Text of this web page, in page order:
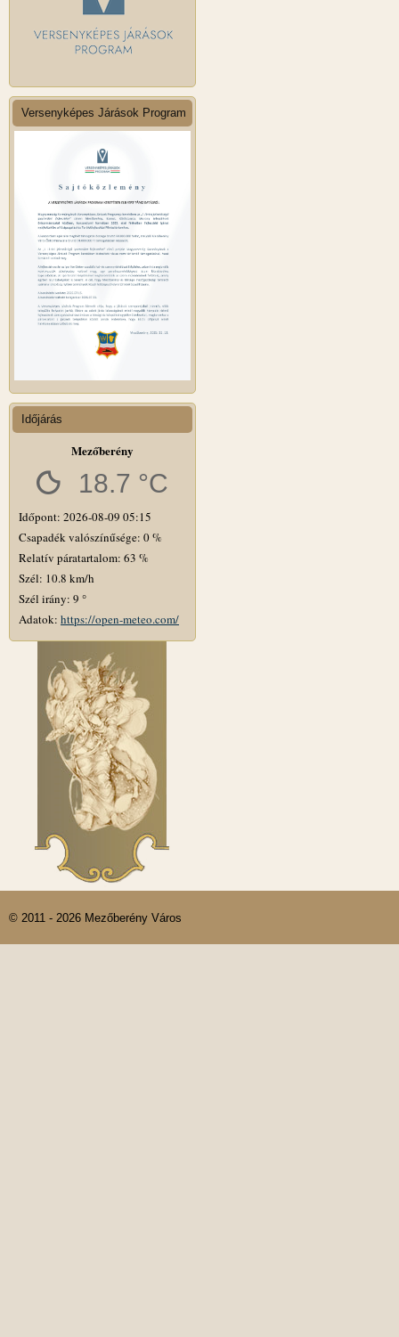
Versenyképes Járások Program
Időjárás
Mezőberény
18.7 °C
Időpont: 2026-08-09 05:15
Csapadék valószínűsége: 0 %
Relatív páratartalom: 63 %
Szél: 10.8 km/h
Szél irány: 9 °
Adatok: https://open-meteo.com/
© 2011 - 2026 Mezőberény Város